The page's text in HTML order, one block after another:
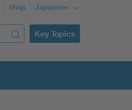
Shop Japanese
Key Topics